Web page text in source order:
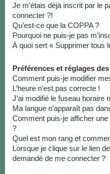
Je m’étais déjà inscrit par le
connecter ?!
Qu’est-ce que la COPPA ?
Pourquoi ne puis-je pas
À quoi sert « Supprimer tous
Préférences et réglages
Comment puis-je modifier
L’heure n’est pas correcte !
J’ai modifié le fuseau horaire
Ma langue n’apparaît pas
Comment puis-je afficher
?
Quel est mon rang et
Lorsque je clique sur le lien
demandé de me connecter ?